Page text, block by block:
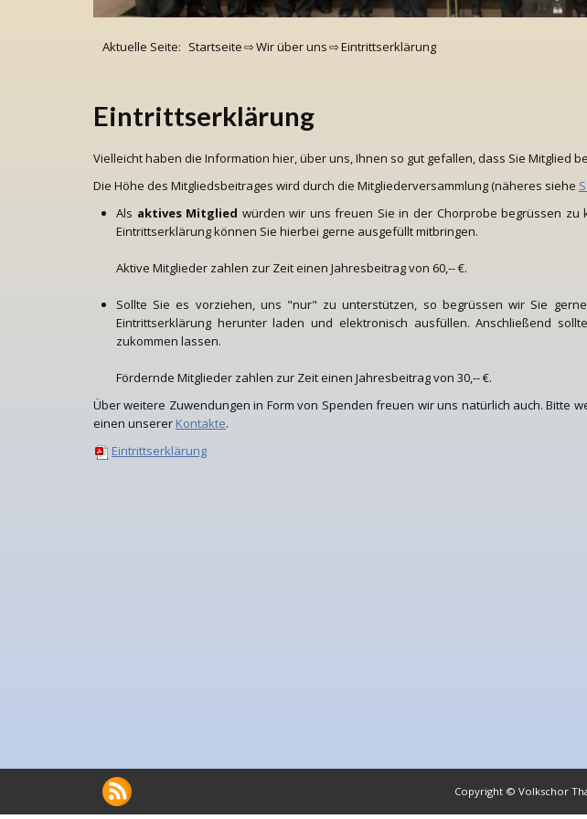
Aktuelle Seite: Startseite⇨Wir über uns⇨Eintrittserklärung
Eintrittserklärung
Vielleicht haben die Information hier, über uns, Ihnen so gut gefallen, dass Sie Mitglied
Die Höhe des Mitgliedsbeitrages wird durch die Mitgliederversammlung (näheres siehe
Als aktives Mitglied würden wir uns freuen Sie in der Chorprobe begrüssen
Eintrittserklärung können Sie hierbei gerne ausgefüllt mitbringen.
Aktive Mitglieder zahlen zur Zeit einen Jahresbeitrag von 60,-- €.
Sollte Sie es vorziehen, uns "nur" zu unterstützen, so begrüssen wir Sie
Eintrittserklärung herunter laden und elektronisch ausfüllen. Anschließend
zukommen lassen.
Fördernde Mitglieder zahlen zur Zeit einen Jahresbeitrag von 30,-- €.
Über weitere Zuwendungen in Form von Spenden freuen wir uns natürlich auch. Bitte
einen unserer Kontakte.
Eintrittserklärung
Copyright © Volkschor